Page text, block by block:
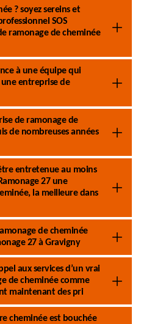
? soyez sereins et
SOS
ramonage de cheminée
à une équipe qui
une entreprise de
de ramonage de
de nombreuses années
entretenue au moins
27 une
la meilleure dans
de cheminée
27 à Gravigny
aux services d’un vrai
de cheminée comme
maintenant des pri
cheminée est bouchée